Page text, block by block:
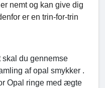
nemt og kan give dig
er en trin-for-trin
skal du gennemse
af opal smykker .
Opal ringe med ægte